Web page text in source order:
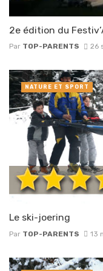
2e édition du
Par TOP-PARENTS 26
Le ski-joering
Par TOP-PARENTS 13
NATURE ET SPORT